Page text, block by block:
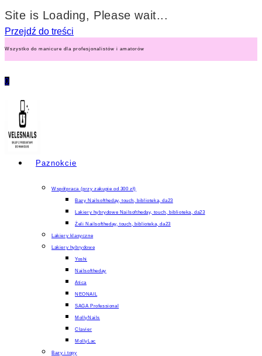
Site is Loading, Please wait...
Przejdź do treści
Wszystko do manicure dla profesjonalistów i amatorów
0
Paznokcie
Współpraca (przy zakupie od 300 zł)
Bazy Nailsoftheday, touch, biblioteka, da23
Lakiery hybrydowe Nailsoftheday, touch, biblioteka, da23
Żeli Nailsoftheday, touch, biblioteka, da23
Lakiery klasyczne
Lakiery hybrydowe
Yoshi
Nailsoftheday
Atica
NEONAIL
SAGA Professional
MollyNails
Clavier
MollyLac
Bazy i topy